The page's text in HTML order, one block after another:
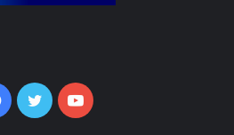
Facebook
TwitterYouTube